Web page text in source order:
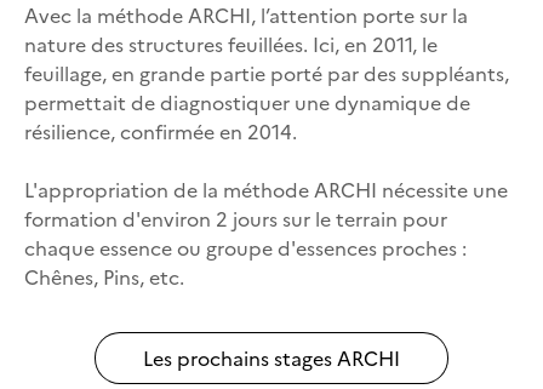
Avec la méthode ARCHI, l’attention porte sur la
nature des structures feuillées. Ici, en 2011, le
feuillage, en grande partie porté par des suppléants,
permettait de diagnostiquer une dynamique de
résilience, confirmée en 2014.
L'appropriation de la méthode ARCHI nécessite une
formation d'environ 2 jours sur le terrain pour
chaque essence ou groupe d'essences proches :
Chênes, Pins, etc.
Les prochains stages ARCHI